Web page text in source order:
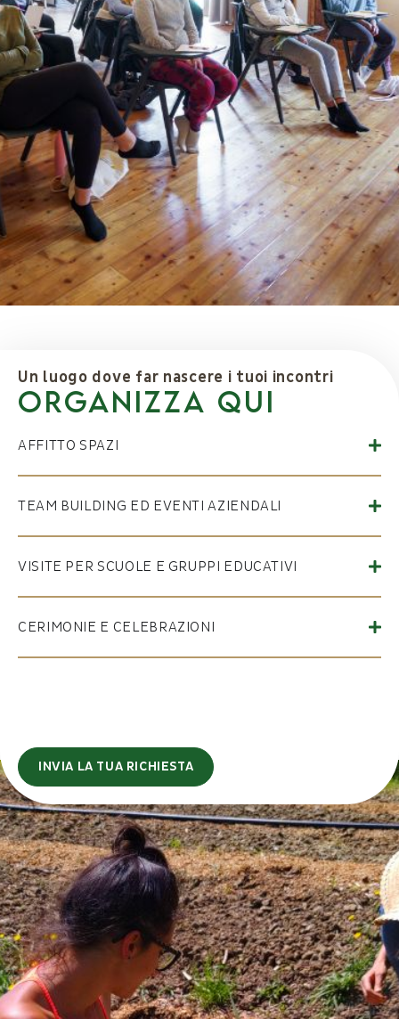
Un luogo dove far nascere i tuoi incontri
Organizza qui
AFFITTO SPAZI
TEAM BUILDING ED EVENTI AZIENDALI
VISITE PER SCUOLE E GRUPPI EDUCATIVI
CERIMONIE E CELEBRAZIONI
INVIA LA TUA RICHIESTA